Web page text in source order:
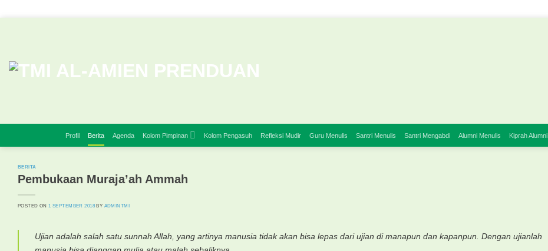
Profil Berita Agenda Kolom Pimpinan Kolom Pengasuh Refleksi Mudir Guru Menulis Santri Menulis Santri Mengabdi Alumni Menulis Kiprah Alumni
BERITA
Pembukaan Muraja’ah Ammah
POSTED ON1 SEPTEMBER 2018 BY ADMINTMI
Ujian adalah salah satu sunnah Allah, yang artinya manusia tidak akan bisa lepas dari ujian di manapun dan kapanpun. Dengan ujianlah